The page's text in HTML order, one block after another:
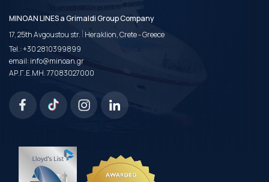
MINOAN LINES a Grimaldi Group Company
17, 25th Avgoustou str. | Heraklion, Crete - Greece
Tel.:+30 2810399899
email:info@minoan.gr
ΑΡ.Γ.Ε.ΜΗ. 77083027000